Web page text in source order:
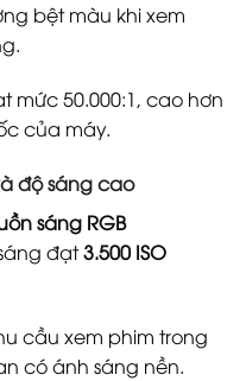
bệt màu khi xem
mức 50.000:1, cao hơn
của máy.
độ sáng cao
sáng RGB
đạt3.500 ISO
cầu xem phim trong
có ánh sáng nền.